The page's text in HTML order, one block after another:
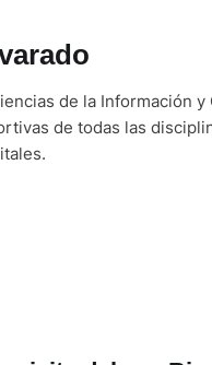
de la Información
de todas las